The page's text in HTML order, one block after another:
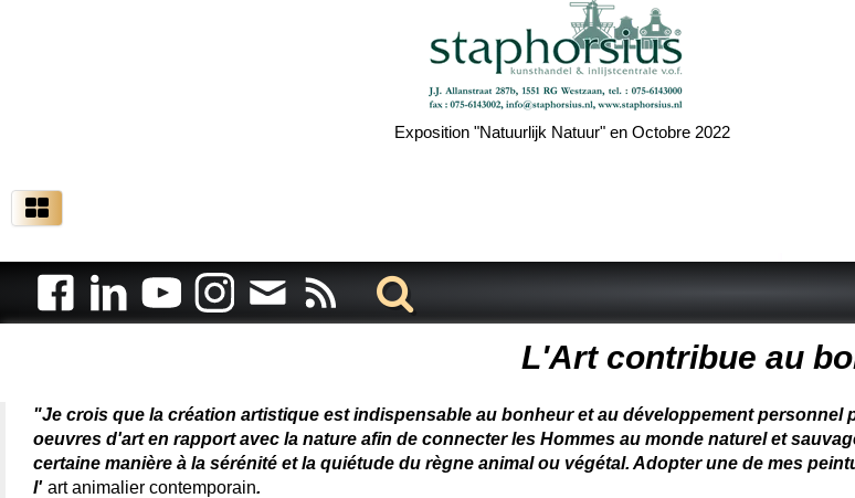
Exposition "Natuurlijk Natuur" en Octobre 2022
L'Art contribue au
"Je crois que la création artistique est indispensable au bonheur et au développement
oeuvres d'art en rapport avec la nature afin de connecter les Hommes au monde naturel et
certaine manière à la sérénité et la quiétude du règne animal ou végétal. Adopter une de mes
l' art animalier contemporain.